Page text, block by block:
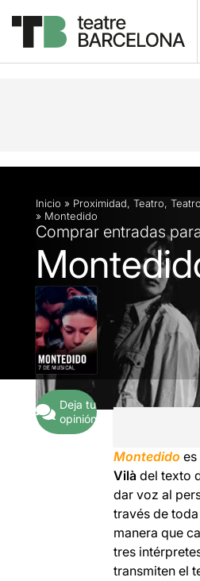
Descripción Ficha
Inicio » Proximidad, Teatro,
» Montedido
Comprar entradas
Deja tu
opinión
Montedido
Vilàdel texto
dar voz al
través de
manera que
tres
transmiten el